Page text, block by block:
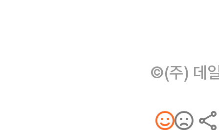
©(주) 데